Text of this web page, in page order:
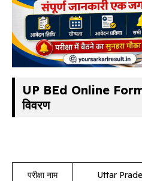
UP BEd Online Form
विवरण
परीक्षा नाम
Uttar